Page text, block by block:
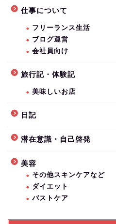
仕事について
フリーランス生活
ブログ運営
会社員向け
旅行記・体験記
美味しいお店
日記
潜在意識・自己啓発
美容
その他スキンケアなど
ダイエット
バストケア